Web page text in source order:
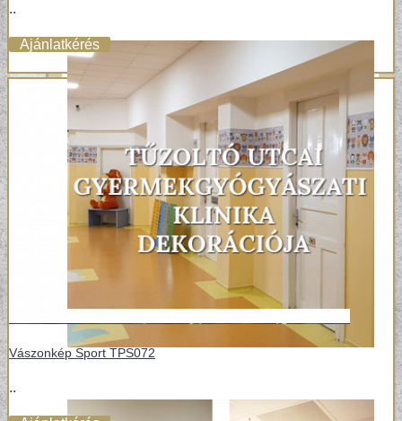
..
Ajánlatkérés
Vászonkép Sport TPS072
..